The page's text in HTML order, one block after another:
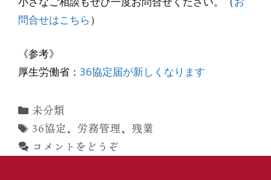
問合せはこちら）
《参考》
厚生労働省： 36協定届が新しくなります
カ
テ
リ
未分類
タ
グ
36協定、 労務管理、残業
コメントをどうぞ